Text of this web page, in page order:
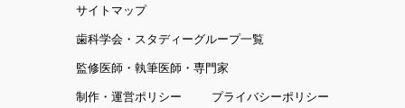
サイトマップ
歯科学会・スタディーグループ一覧
監修医師・執筆医師・専門家
制作・運営ポリシー
プライバシーポリシー